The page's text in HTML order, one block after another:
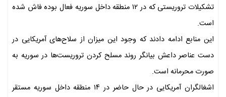
تشکیلات تروریستی که در ۱۲ منطقه داخل سوریه فعال بوده فاش شده
است.
این منابع ادامه دادند که وجود این میزان از سلاح‌های آمریکایی در
دست عناصر داعش بیانگر روند مسلح کردن تروریست‌ها در سوریه به
صورت محرمانه است.
اشغالگران آمریکایی در حال حاضر در ۱۴ منطقه داخل سوریه مستقر